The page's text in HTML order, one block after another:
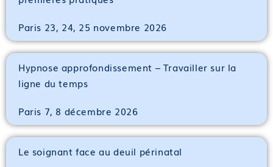
Paris 23, 24, 25 novembre 2026
Hypnose approfondissement – Travailler sur la
ligne du temps
Paris 7, 8 décembre 2026
Le soignant face au deuil périnatal